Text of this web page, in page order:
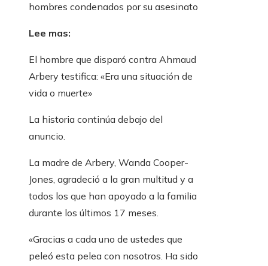
hombres condenados por su asesinato
Lee mas:
El hombre que disparó contra Ahmaud
Arbery testifica: «Era una situación de
vida o muerte»
La historia continúa debajo del
anuncio.
La madre de Arbery, Wanda Cooper-
Jones, agradeció a la gran multitud y a
todos los que han apoyado a la familia
durante los últimos 17 meses.
«Gracias a cada uno de ustedes que
peleó esta pelea con nosotros. Ha sido